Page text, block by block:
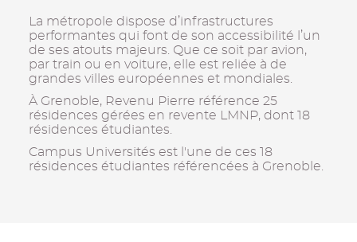
La métropole dispose d’infrastructures
performantes qui font de son accessibilité l’un
de ses atouts majeurs. Que ce soit par avion,
par train ou en voiture, elle est reliée à de
grandes villes européennes et mondiales.
À Grenoble, Revenu Pierre référence 25
résidences gérées en revente LMNP, dont 18
résidences étudiantes.
Campus Universités est l'une de ces 18
résidences étudiantes référencées à Grenoble.